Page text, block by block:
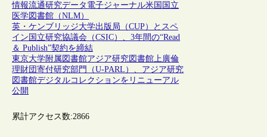
情報流通研究データ 電子ジャーナル米国国立
医学図書館（NLM）
英・ケンブリッジ大学出版局（CUP）とスペ
イン国立研究協議会（CSIC）、3年間の“Read
＆ Publish”契約を締結
東京大学附属図書館アジア研究図書館上廣倫
理財団寄付研究部門（U-PARL）、アジア研究
図書館デジタルコレクションをリニューアル
公開
累計アクセス数:2866